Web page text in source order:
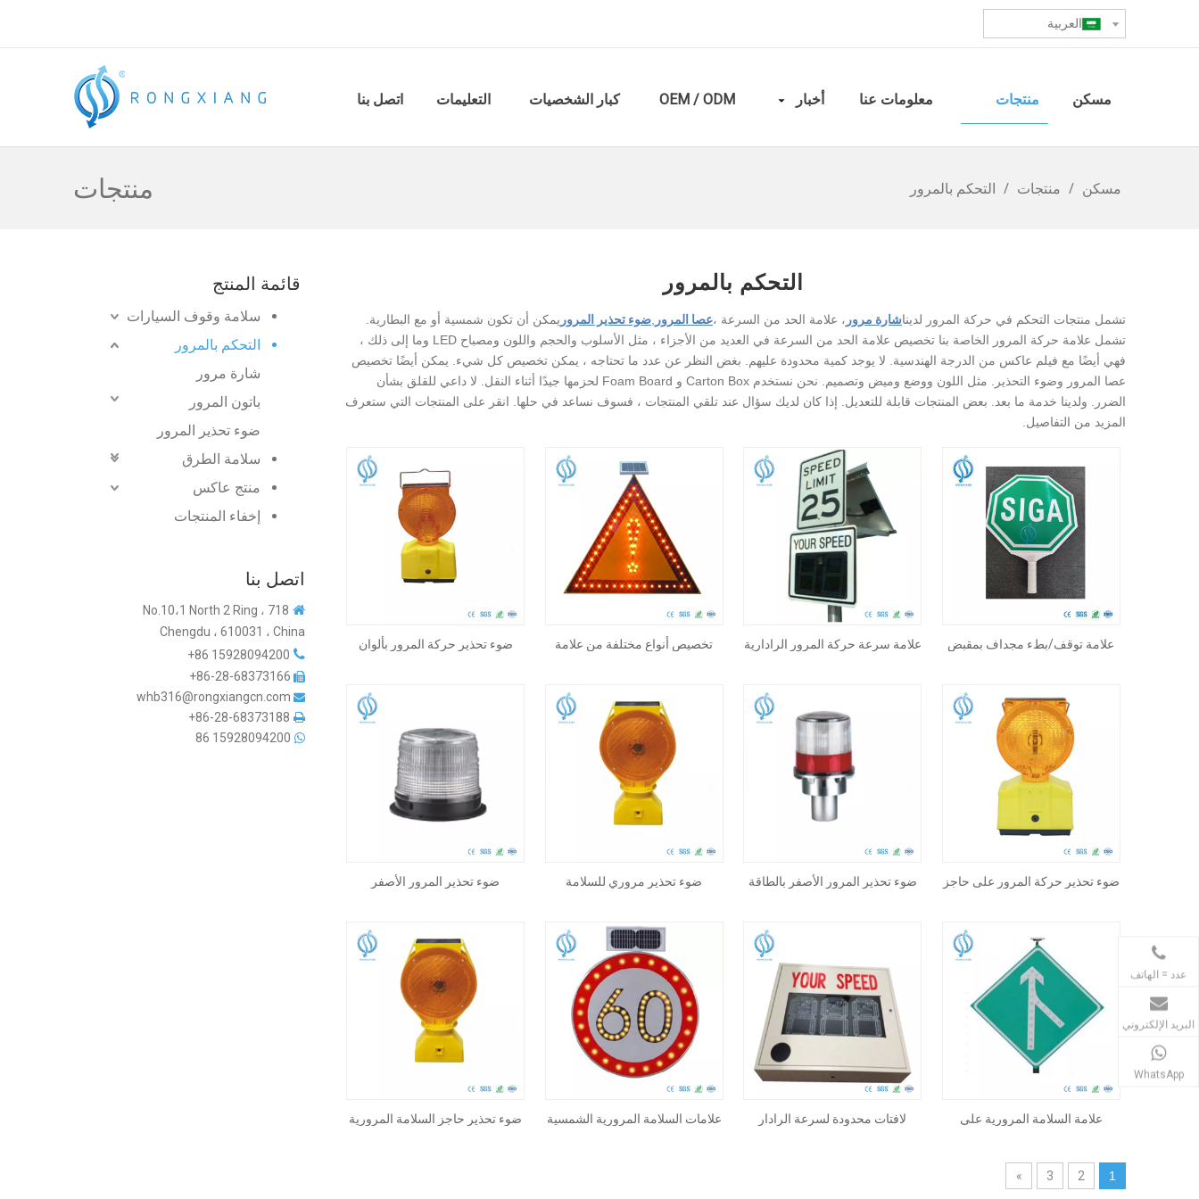
العربية
مسكن منتجات معلومات عنا أخبار OEM / ODM كبار الشخصيات التعليمات اتصل بنا
منتجات مسكن / منتجات / التحكم بالمرور
قائمة المنتج
سلامة وقوف السيارات
التحكم بالمرور
شارة مرور
باتون المرور
ضوء تحذير المرور
سلامة الطرق
منتج عاكس
إخفاء المنتجات
اتصل بنا

718 No.10،1 North 2 Ring ،
Chengdu ، 610031 ، China

15928094200 86+

86-28-68373166+

whb316@rongxiangcn.com

86-28-68373188+

15928094200
التحكم بالمرور
تشمل منتجات التحكم في حركة المرور لديناشارة مرور ، علامة الحد من السرعة ،عصا المرور ضوء تحذير المرور يمكن أن تكون شمسية أو مع البطارية.
تشمل علامة حركة المرور الخاصة بنا تخصيص علامة الحد من السرعة في العديد من الأجزاء ، مثل الأسلوب والحجم واللون ومصباح LED وما إلى ذلك ،
فهي أيضًا مع فيلم عاكس من الدرجة الهندسية. لا يوجد كمية محدودة عليهم. بغض النظر عن عدد ما تحتاجه ، يمكن تخصيص كل شيء. يمكن أيضًا تخصيص
عصا المرور وضوء التحذير. مثل اللون ووضع وميض وتصميم. نحن نستخدم Carton Box و Foam Board لحزمها جيدًا أثناء النقل. لا داعي للقلق بشأن
الضرر. ولدينا خدمة ما بعد. بعض المنتجات قابلة للتعديل. إذا كان لديك سؤال عند تلقي المنتجات ، فسوف نساعد في حلها. انقر على المنتجات التي ستعرف
المزيد من التفاصيل.
علامة توقف/بطء مجداف بمقبض
علامة سرعة حركة المرور الرادارية
تخصيص أنواع مختلفة من علامة
ضوء تحذير حركة المرور بألوان
ضوء تحذير حركة المرور على حاجز
ضوء تحذير المرور الأصفر بالطاقة
ضوء تحذير مروري للسلامة
ضوء تحذير المرور الأصفر
علامة السلامة المرورية على
لافتات محدودة لسرعة الرادار
علامات السلامة المرورية الشمسية
ضوء تحذير حاجز السلامة المرورية
1
2
3
»
عدد = الهاتف
البريد الإلكتروني
WhatsApp